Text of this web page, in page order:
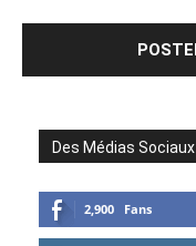
Des Médias Sociaux
2,900 Fans